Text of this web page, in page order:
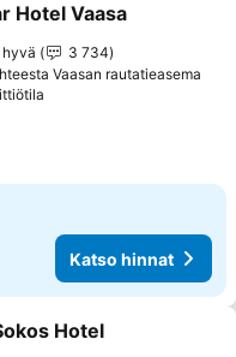
suosikkeihin
Hotel Vaasa
hyvä
3 734
Vaasan rautatieasema
Katso hinnat
suosikkeihin
Hotel